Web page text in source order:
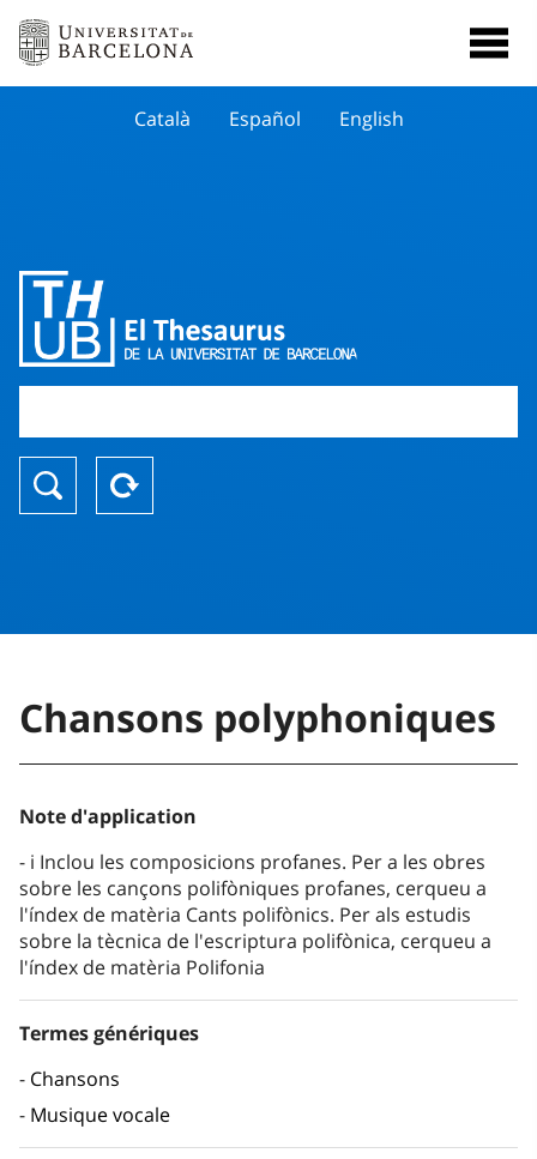
Català Español English
Chansons polyphoniques
Note d'application
i Inclou les composicions profanes. Per a les obres
sobre les cançons polifòniques profanes, cerqueu a
l'índex de matèria Cants polifònics. Per als estudis
sobre la tècnica de l'escriptura polifònica, cerqueu a
l'índex de matèria Polifonia
Termes génériques
Chansons
Musique vocale